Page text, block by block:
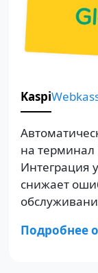
Kaspi
на терминал
Интеграция
снижает
Подробнее